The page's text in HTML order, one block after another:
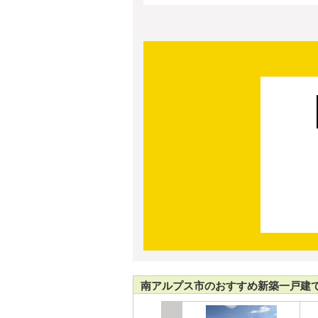
南アルプス市のおすすめ新築一戸建